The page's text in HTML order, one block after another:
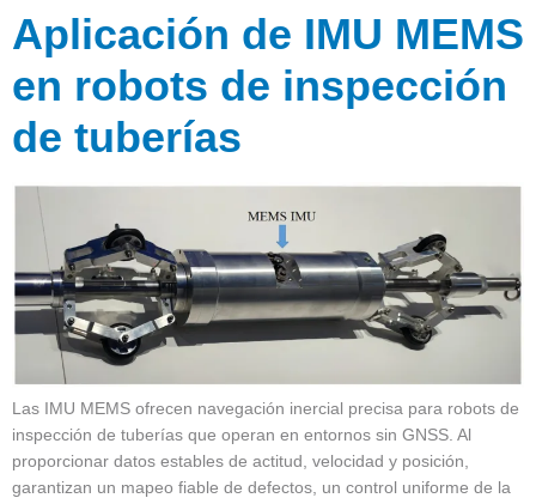
Aplicación de IMU MEMS
en robots de inspección
de tuberías
Las IMU MEMS ofrecen navegación inercial precisa para robots de
inspección de tuberías que operan en entornos sin GNSS. Al
proporcionar datos estables de actitud, velocidad y posición,
garantizan un mapeo fiable de defectos, un control uniforme de la